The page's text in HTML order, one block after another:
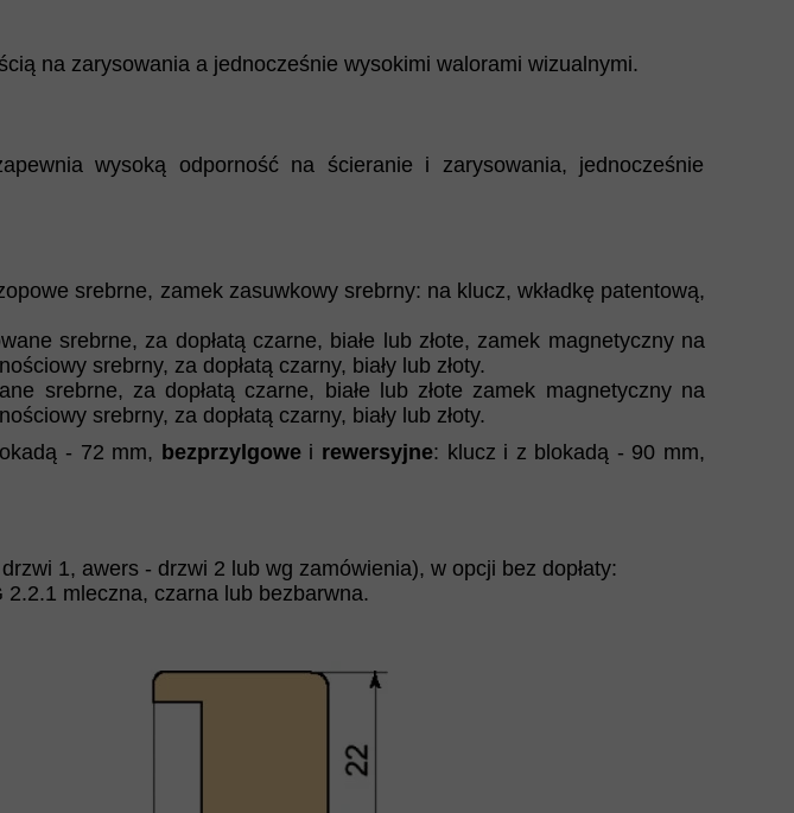
na zarysowania a jednocześnie wysokimi walorami wizualnymi.
1, awers - drzwi 2 lub wg zamówienia), w opcji bez dopłaty:
mleczna, czarna lub bezbarwna.
- 72 mm, bezprzylgowei rewersyjne: klucz i z blokadą - 90 mm,
srebrne, zamek zasuwkowy srebrny: na klucz, wkładkę patentową,
srebrne, za dopłatą czarne, białe lub złote, zamek magnetyczny na
srebrny, za dopłatą czarny, biały lub złoty.
srebrne, za dopłatą czarne, białe lub złote zamek magnetyczny na
srebrny, za dopłatą czarny, biały lub złoty.
wysoką odporność na ścieranie i zarysowania, jednocześnie